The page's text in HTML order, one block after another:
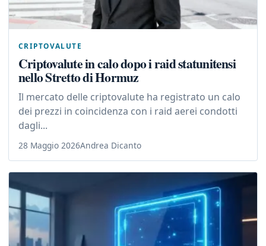
CRIPTOVALUTE
Criptovalute in calo dopo i raid statunitensi
nello Stretto di Hormuz
Il mercato delle criptovalute ha registrato un calo
dei prezzi in coincidenza con i raid aerei condotti
dagli...
28 Maggio 2026Andrea Dicanto